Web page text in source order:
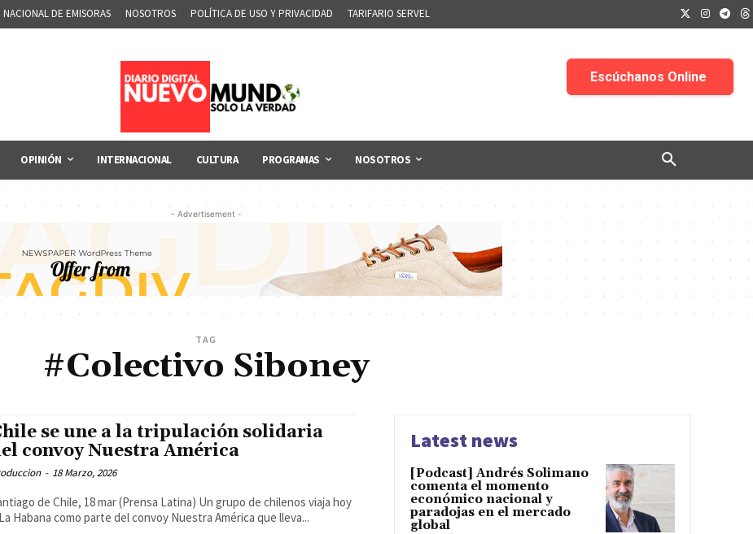
NACIONAL DE EMISORAS NOSOTROS POLÍTICA DE USO Y PRIVACIDAD TARIFARIO SERVEL
OPINIÓN INTERNACIONAL CULTURA PROGRAMAS NOSOTROS
- Advertisement -
TAG
#Colectivo Siboney
se une a la tripulación solidaria
convoy Nuestra América
- 18 Marzo, 2026
de Chile, 18 mar (Prensa Latina) Un grupo de chilenos viaja hoy
Habana como parte del convoy Nuestra América que lleva...
Latest news
[Podcast] Andrés Solimano
comenta el momento
económico nacional y
paradojas en el mercado
global